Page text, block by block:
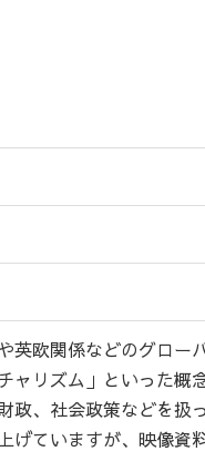
英欧関係などのグロー
ャリズム」といった概
、社会政策などを扱
げていますが、映像資